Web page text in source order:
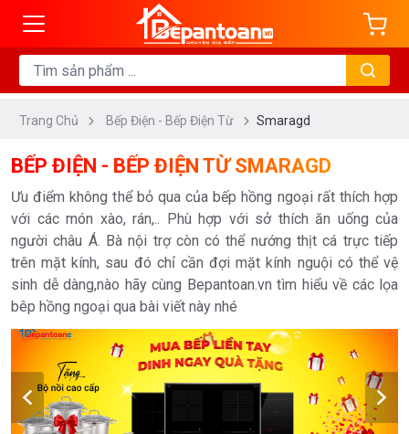
Trang Chủ Bếp Điện - Bếp Điện Từ Smaragd
DANH
MỤC
Bếp
Điện
Bếp
Điện
Từ
Bếp
Hầm
HÃNG
BẾP ĐIỆN - BẾP ĐIỆN TỪ SMARAGD
Ưu điểm không thể bỏ qua của bếp hồng ngoại rất thích hợp
với các món xào, rán,.. Phù hợp với sở thích ăn uống của
người châu Á. Bà nội trợ còn có thể nướng thịt cá trực tiếp
trên mặt kính, sau đó chỉ cần đợi mặt kính nguội có thể vệ
sinh dễ dàng,nào hãy cùng Bepantoan.vn tìm hiểu về các lọa
bêp hồng ngoại qua bài viết này nhé